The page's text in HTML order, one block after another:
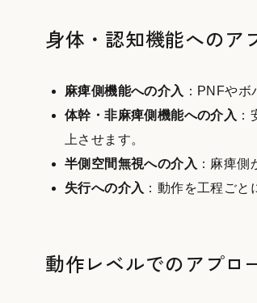
身体・認知機能へのア
麻痺側機能への介入 ：PNFや
体幹・非麻痺側機能への介入
上させます。
半側空間無視への介入 ：麻痺
失行への介入 ：動作を工程ご
動作レベルでのアプロ